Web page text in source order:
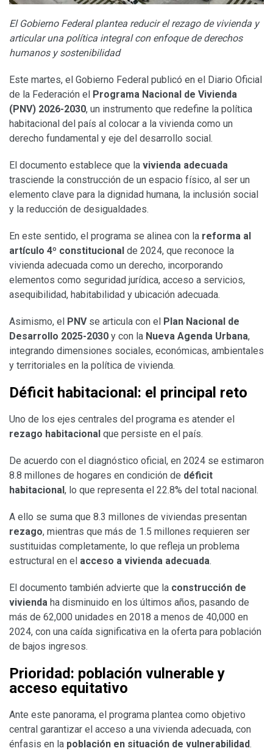
El Gobierno Federal plantea reducir el rezago de vivienda y
articular una política integral con enfoque de derechos
humanos y sostenibilidad
Este martes, el Gobierno Federal publicó en el Diario Oficial
de la Federación el Programa Nacional de Vivienda
(PNV) 2026-2030, un instrumento que redefine la política
habitacional del país al colocar a la vivienda como un
derecho fundamental y eje del desarrollo social.
El documento establece que la vivienda adecuada
trasciende la construcción de un espacio físico, al ser un
elemento clave para la dignidad humana, la inclusión social
y la reducción de desigualdades.
En este sentido, el programa se alinea con la reforma al
artículo 4º constitucional de 2024, que reconoce la
vivienda adecuada como un derecho, incorporando
elementos como seguridad jurídica, acceso a servicios,
asequibilidad, habitabilidad y ubicación adecuada.
Asimismo, el PNVse articula con el Plan Nacional de
Desarrollo 2025-2030 y con la Nueva Agenda Urbana,
integrando dimensiones sociales, económicas, ambientales
y territoriales en la política de vivienda.
Déficit habitacional: el principal reto
Uno de los ejes centrales del programa es atender el
rezago habitacional que persiste en el país.
De acuerdo con el diagnóstico oficial, en 2024 se estimaron
8.8 millones de hogares en condición de déficit
habitacional, lo que representa el 22.8% del total nacional.
A ello se suma que 8.3 millones de viviendas presentan
rezago, mientras que más de 1.5 millones requieren ser
sustituidas completamente, lo que refleja un problema
estructural en el acceso a vivienda adecuada.
El documento también advierte que la construcción de
vivienda ha disminuido en los últimos años, pasando de
más de 62,000 unidades en 2018 a menos de 40,000 en
2024, con una caída significativa en la oferta para población
de bajos ingresos.
Prioridad: población vulnerable y
acceso equitativo
Ante este panorama, el programa plantea como objetivo
central garantizar el acceso a una vivienda adecuada, con
énfasis en la población en situación de vulnerabilidad.